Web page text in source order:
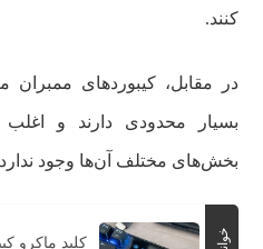
کنند.
در مقابل، کیبوردهای
بسیار محدودی دارند و اغلب
بخش‌های مختلف آن‌ها وجود
کلید ماکرو